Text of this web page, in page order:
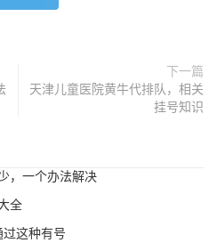
下一篇
天津儿童医院黄牛代排队，相关
挂号知识
，一个办法解决
全
过这种有号